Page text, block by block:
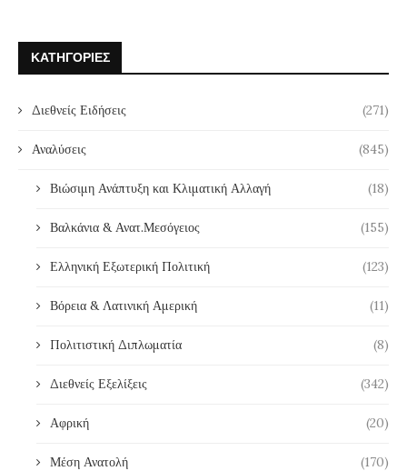
ΚΑΤΗΓΟΡΊΕΣ
Διεθνείς Ειδήσεις (271)
Αναλύσεις (845)
Βιώσιμη Ανάπτυξη και Κλιματική Αλλαγή (18)
Βαλκάνια & Ανατ.Μεσόγειος (155)
Ελληνική Εξωτερική Πολιτική (123)
Βόρεια & Λατινική Αμερική (11)
Πολιτιστική Διπλωματία (8)
Διεθνείς Εξελίξεις (342)
Αφρική (20)
Μέση Ανατολή (170)